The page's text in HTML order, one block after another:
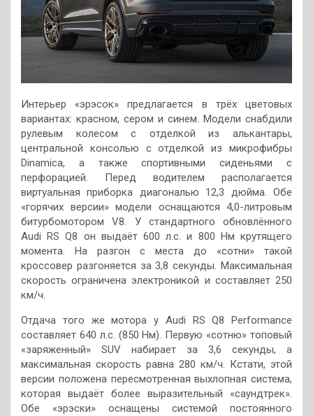
Интерьер «эрэсок» предлагается в трёх цветовых
вариантах: красном, сером и синем. Модели снабдили
рулевым колесом с отделкой из алькантары,
центральной консолью с отделкой из микрофибры
Dinamica, а также спортивными сиденьями с
перфорацией. Перед водителем располагается
виртуальная приборка диагональю 12,3 дюйма. Обе
«горячих версии» модели оснащаются 4,0-литровым
битурбомотором V8. У стандартного обновлённого
Audi RS Q8 он выдаёт 600 л.с. и 800 Нм крутящего
момента. На разгон с места до «сотни» такой
кроссовер разгоняется за 3,8 секунды. Максимальная
скорость ограничена электроникой и составляет 250
км/ч.
Отдача того же мотора у Audi RS Q8 Performance
составляет 640 л.с. (850 Нм). Первую «сотню» топовый
«заряженный» SUV набирает за 3,6 секунды, а
максимальная скорость равна 280 км/ч. Кстати, этой
версии положена пересмотренная выхлопная система,
которая выдаёт более выразительный «саундтрек».
Обе «эрэски» оснащены системой постоянного